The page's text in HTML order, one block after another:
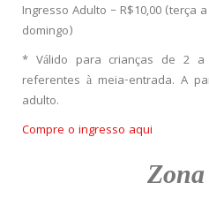
Ingresso Adulto – R$10,00 (terça
domingo)
* Válido para crianças de 2
referentes à meia-entrada. A
adulto.
Compre o ingresso aqui